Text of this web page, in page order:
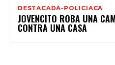
DESTACADA-POLICIACA
JOVENCITO ROBA UNA
CONTRA UNA CASA